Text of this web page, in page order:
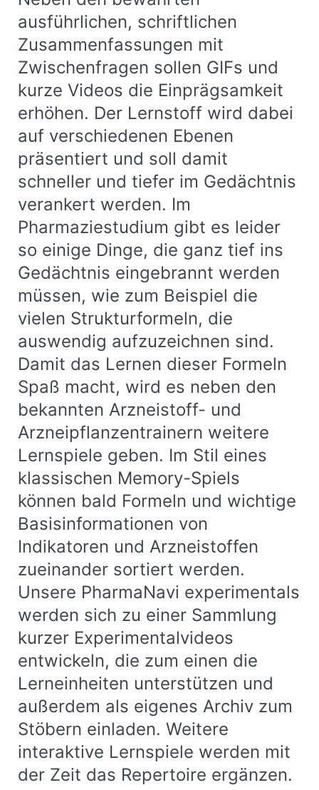
ausführlichen, schriftlichen
Zusammenfassungen mit
Zwischenfragen sollen GIFs und
kurze Videos die Einprägsamkeit
erhöhen. Der Lernstoff wird dabei
auf verschiedenen Ebenen
präsentiert und soll damit
schneller und tiefer im Gedächtnis
verankert werden. Im
Pharmaziestudium gibt es leider
so einige Dinge, die ganz tief ins
Gedächtnis eingebrannt werden
müssen, wie zum Beispiel die
vielen Strukturformeln, die
auswendig aufzuzeichnen sind.
Damit das Lernen dieser Formeln
Spaß macht, wird es neben den
bekannten Arzneistoff- und
Arzneipflanzentrainern weitere
Lernspiele geben. Im Stil eines
klassischen Memory-Spiels
können bald Formeln und wichtige
Basisinformationen von
Indikatoren und Arzneistoffen
zueinander sortiert werden.
Unsere PharmaNavi experimentals
werden sich zu einer Sammlung
kurzer Experimentalvideos
entwickeln, die zum einen die
Lerneinheiten unterstützen und
außerdem als eigenes Archiv zum
Stöbern einladen. Weitere
interaktive Lernspiele werden mit
der Zeit das Repertoire ergänzen.